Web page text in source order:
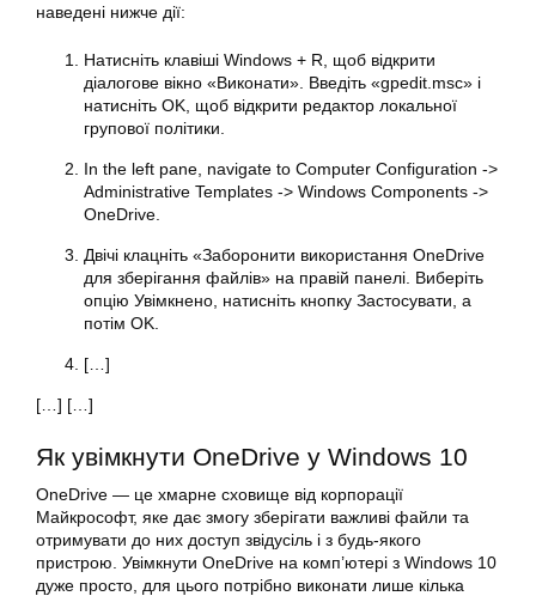
наведені нижче дії:
Натисніть клавіші Windows + R, щоб відкрити
діалогове вікно «Виконати». Введіть «gpedit.msc» і
натисніть OK, щоб відкрити редактор локальної
групової політики.
In the left pane, navigate to Computer Configuration ->
Administrative Templates -> Windows Components ->
OneDrive.
Двічі клацніть «Заборонити використання OneDrive
для зберігання файлів» на правій панелі. Виберіть
опцію Увімкнено, натисніть кнопку Застосувати, а
потім OK.
[…]
[…] […]
Як увімкнути OneDrive у Windows 10
OneDrive — це хмарне сховище від корпорації
Майкрософт, яке дає змогу зберігати важливі файли та
отримувати до них доступ звідусіль і з будь-якого
пристрою. Увімкнути OneDrive на комп’ютері з Windows 10
дуже просто, для цього потрібно виконати лише кілька